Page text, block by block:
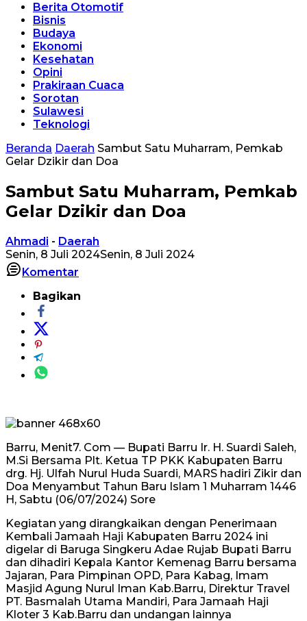
Berita Otomotif
Bisnis
Budaya
Ekonomi
Kesehatan
Opini
Prakiraan Cuaca
Sorotan
Sulawesi
Teknologi
Beranda Daerah Sambut Satu Muharram, Pemkab
Gelar Dzikir dan Doa
Sambut Satu Muharram, Pemkab
Gelar Dzikir dan Doa
Ahmadi - Daerah
Senin, 8 Juli 2024Senin, 8 Juli 2024
Komentar
Bagikan
Barru, Menit7. Com — Bupati Barru Ir. H. Suardi Saleh,
M.Si Bersama Plt. Ketua TP PKK Kabupaten Barru
drg. Hj. Ulfah Nurul Huda Suardi, MARS hadiri Zikir dan
Doa Menyambut Tahun Baru Islam 1 Muharram 1446
H, Sabtu (06/07/2024) Sore
Kegiatan yang dirangkaikan dengan Penerimaan
Kembali Jamaah Haji Kabupaten Barru 2024 ini
digelar di Baruga Singkeru Adae Rujab Bupati Barru
dan dihadiri Kepala Kantor Kemenag Barru bersama
Jajaran, Para Pimpinan OPD, Para Kabag, Imam
Masjid Agung Nurul Iman Kab.Barru, Direktur Travel
PT. Basmalah Utama Mandiri, Para Jamaah Haji
Kloter 3 Kab.Barru dan undangan lainnya